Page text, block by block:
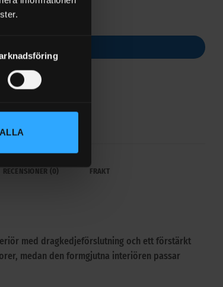
RECENSIONER (0) FRAKT
med dragkedjeförslutning och ett förstärkt
medan den formgjutna interiören passar